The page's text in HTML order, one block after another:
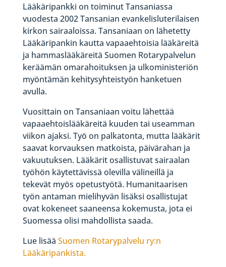
Lääkäripankki on toiminut Tansaniassa
vuodesta 2002 Tansanian evankelisluterilaisen
kirkon sairaaloissa. Tansaniaan on lähetetty
Lääkäripankin kautta vapaaehtoisia lääkäreitä
ja hammaslääkäreitä Suomen Rotarypalvelun
keräämän omarahoituksen ja ulkoministeriön
myöntämän kehitysyhteistyön hanketuen
avulla.
Vuosittain on Tansaniaan voitu lähettää
vapaaehtoislääkäreitä kuuden tai useamman
viikon ajaksi. Työ on palkatonta, mutta lääkärit
saavat korvauksen matkoista, päivärahan ja
vakuutuksen. Lääkärit osallistuvat sairaalan
työhön käytettävissä olevilla välineillä ja
tekevät myös opetustyötä. Humanitaarisen
työn antaman mielihyvän lisäksi osallistujat
ovat kokeneet saaneensa kokemusta, jota ei
Suomessa olisi mahdollista saada.
Lue lisää Suomen Rotarypalvelu ry:n
Lääkäripankista.